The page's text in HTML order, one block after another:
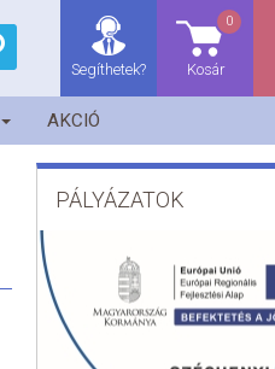
Kosár
0
Segíthetek?
AKCIÓ
PÁLYÁZATOK